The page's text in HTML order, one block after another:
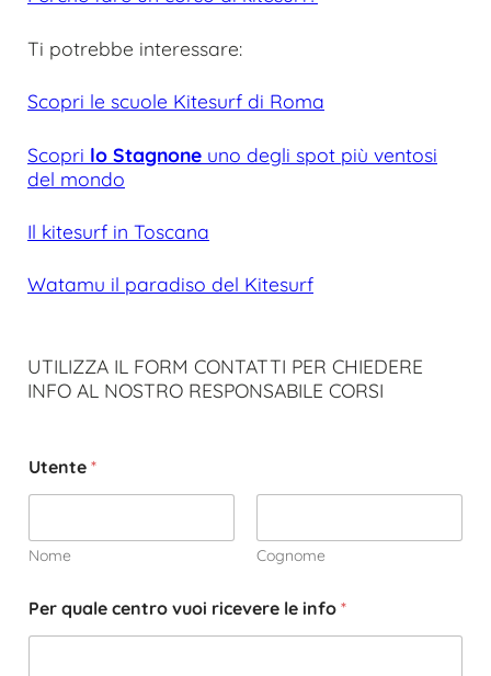
Ti potrebbe interessare:
Scopri le scuole Kitesurf di Roma
Scopri lo Stagnone uno degli spot più ventosi
del mondo
Il kitesurf in Toscana
Watamu il paradiso del Kitesurf
UTILIZZA IL FORM CONTATTI PER CHIEDERE
INFO AL NOSTRO RESPONSABILE CORSI
Utente *
Nome Cognome
Per quale centro vuoi ricevere le info *